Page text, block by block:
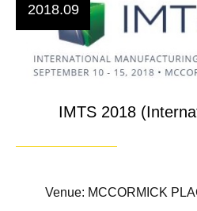
2018.09
IMTS 2018
Venue: MCCORMICK